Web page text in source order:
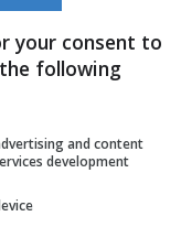
di scoprire la
molti sostengono
la sua famiglia
your consent to
following
and content
development